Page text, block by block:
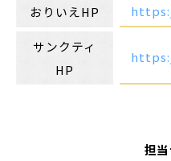
おりいえHP
サンクティ
HP
担当